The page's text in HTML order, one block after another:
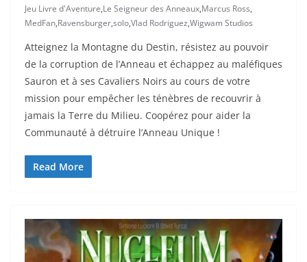
Jeu Livre d'Aventure,Le Seigneur des Anneaux,Marcus Ross,
MedFan,Ravensburger,solo,Vlad Rodriguez,Wigwam Studios
Atteignez la Montagne du Destin, résistez au pouvoir
de la corruption de l’Anneau et échappez au maléfiques
Sauron et à ses Cavaliers Noirs au cours de votre
mission pour empêcher les ténèbres de recouvrir à
jamais la Terre du Milieu. Coopérez pour aider la
Communauté à détruire l’Anneau Unique !
Read More